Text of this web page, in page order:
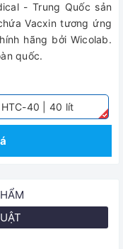
- Trung Quốc sản
Vacxin tương ứng
hãng bởi Wicolab.
quốc.
HTC-40 | 40 lít